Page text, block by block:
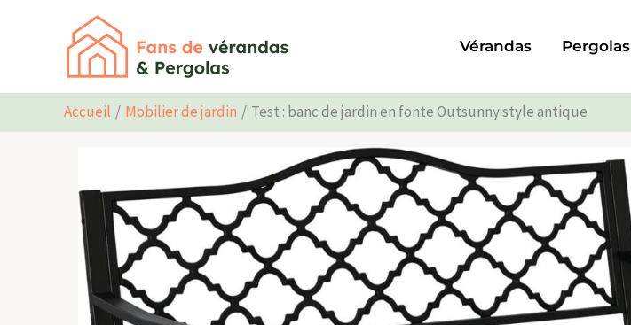
Vérandas Pergolas
Accueil Mobilier de jardin Test : banc de jardin en fonte Outsunny style antique